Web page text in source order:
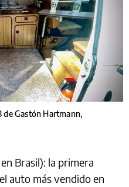
de Gastón Hartmann,
Brasil): la primera
auto más vendido en